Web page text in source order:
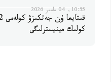
10:55, 04 مامىر 2026
كولىك مينيسترلىگى